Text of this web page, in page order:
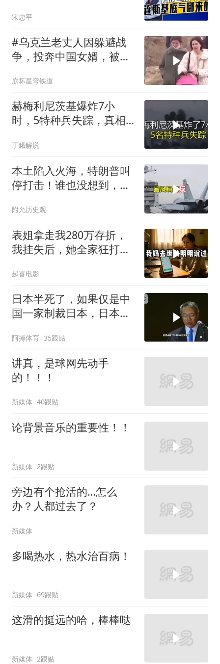
宋忠平
#乌克兰老丈人因躲避战
争，投奔中国女婿，被眼
崩坏星穹铁道
赫梅利尼茨基爆炸7小
时，5特种兵失踪，真相
丁睋解说
本土陷入火海，特朗普叫
停打击！谁也没想到，中
附允历史观
表姐拿走我280万存折，
我挂失后，她全家狂打
起喜电影
日本半死了，如果仅是中
国一家制裁日本，日本可
阿搏体育 35跟贴
讲真，是球网先动手
的！！！
新媒体 40跟贴
论背景音乐的重要性！！
新媒体 2跟贴
旁边有个抢活的…怎么
办？人都过去了？
新媒体
多喝热水，热水治百病！
新媒体 69跟贴
这滑的挺远的哈，棒棒哒
新媒体 2跟贴